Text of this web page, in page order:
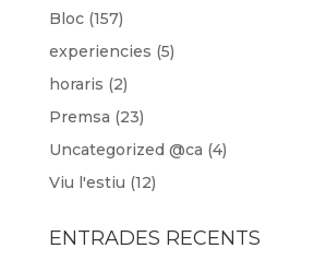
Bloc(157)
experiencies (5)
horaris (2)
Premsa (23)
Uncategorized @ca (4)
Viu l'estiu (12)
ENTRADES RECENTS